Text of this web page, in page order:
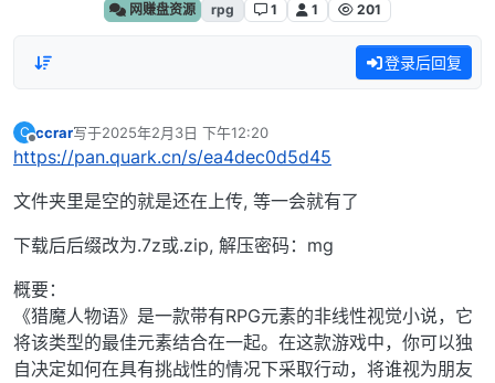
网赚盘资源 rpg 1 1 201
登录后回复
C
离线
ccrar写于2025年2月3日 下午12:20
最后由 编辑
https://pan.quark.cn/s/ea4dec0d5d45
文件夹里是空的就是还在上传, 等一会就有了
下载后后缀改为.7z或.zip, 解压密码：mg
概要：
《猎魔人物语》是一款带有RPG元素的非线性视觉小说，它
将该类型的最佳元素结合在一起。在这款游戏中，你可以独
自决定如何在具有挑战性的情况下采取行动，将谁视为朋友